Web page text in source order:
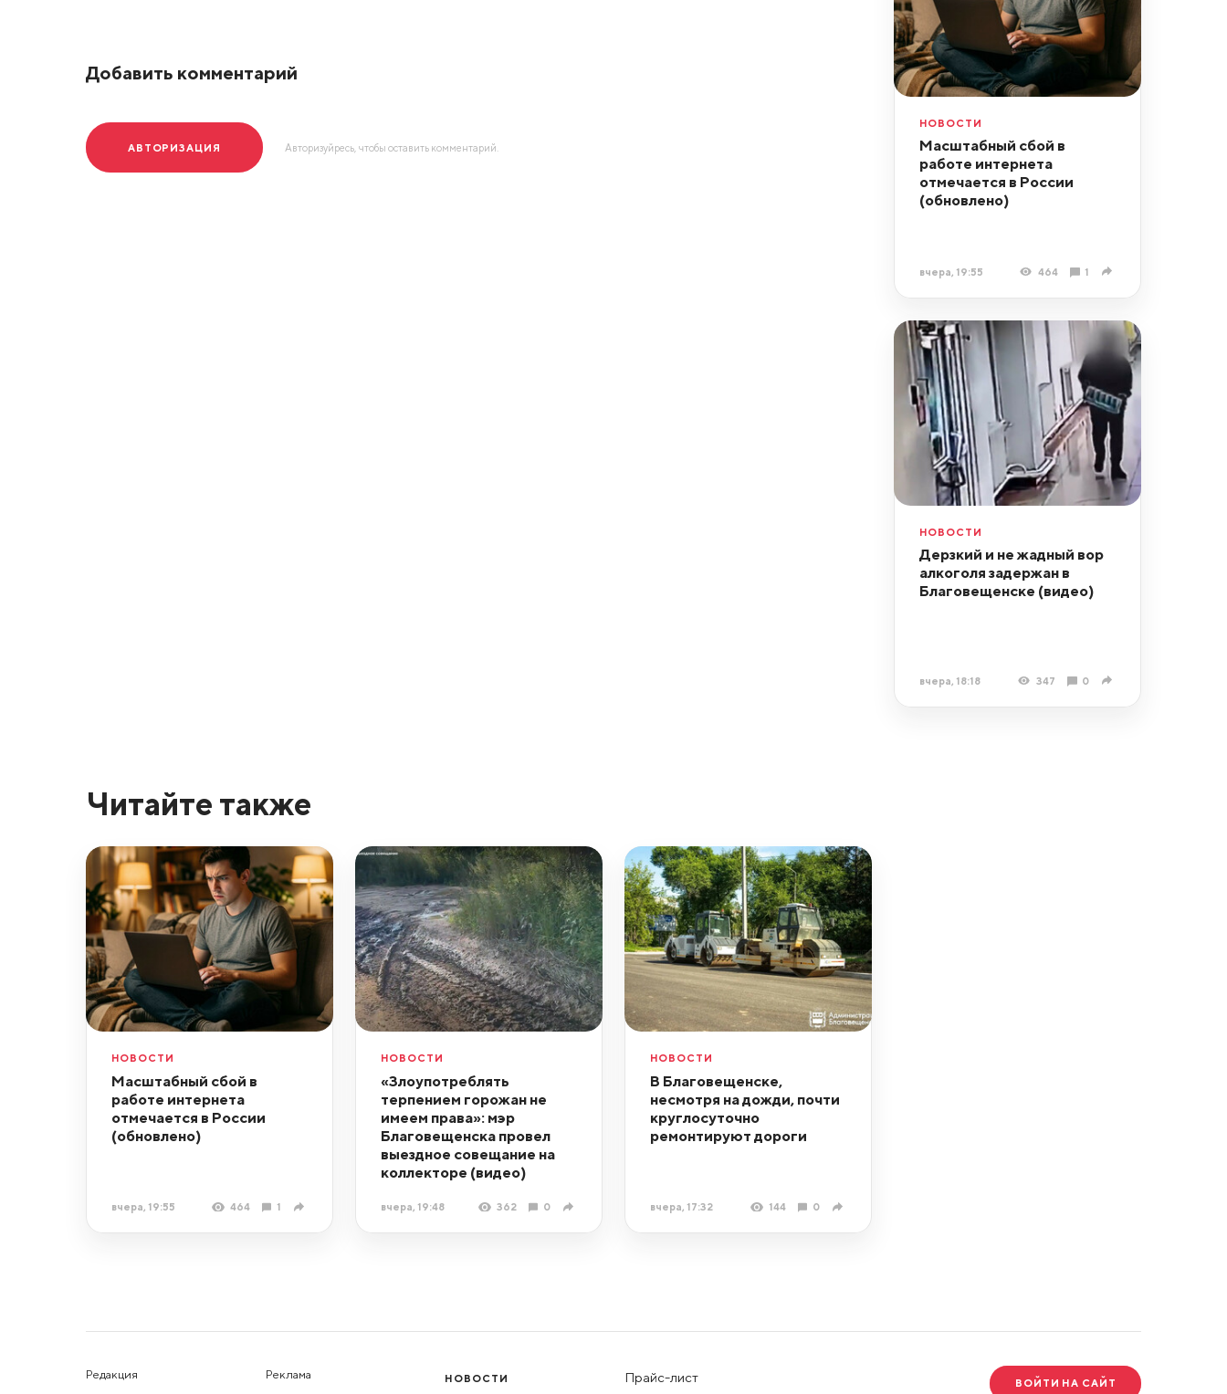
Добавить комментарий
АВТОРИЗАЦИЯ Авторизуйресь, чтобы оставить комментарий.
НОВОСТИ
Масштабный сбой в
работе интернета
отмечается в России
(обновлено)
вчера, 19:55 464 1
НОВОСТИ
Дерзкий и не жадный вор
алкоголя задержан в
Благовещенске (видео)
вчера, 18:18 347 0
Читайте также
НОВОСТИ
Масштабный сбой в
работе интернета
отмечается в России
(обновлено)
вчера, 19:55 464 1
НОВОСТИ
«Злоупотреблять
терпением горожан не
имеем права»: мэр
Благовещенска провел
выездное совещание на
коллекторе (видео)
вчера, 19:48 362 0
НОВОСТИ
В Благовещенске,
несмотря на дожди, почти
круглосуточно
ремонтируют дороги
вчера, 17:32 144 0
Редакция Реклама НОВОСТИ Прайс-лист ВОЙТИ НА САЙТ